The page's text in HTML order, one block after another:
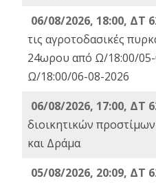
06/08/2026, 18:00, ΔΤ
τις αγροτοδασικές
24ωρου από Ω/18:00/
Ω/18:00/06-08-2026
06/08/2026, 17:00, ΔΤ
διοικητικών
και Δράμα
05/08/2026, 20:09, ΔΤ